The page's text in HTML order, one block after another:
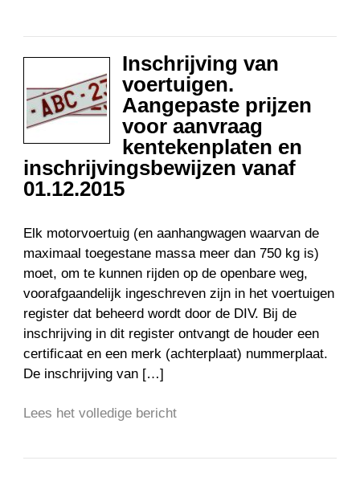
Inschrijving van
voertuigen.
Aangepaste prijzen
voor aanvraag
kentekenplaten en
inschrijvingsbewijzen vanaf
01.12.2015
Elk motorvoertuig (en aanhangwagen waarvan de
maximaal toegestane massa meer dan 750 kg is)
moet, om te kunnen rijden op de openbare weg,
voorafgaandelijk ingeschreven zijn in het voertuigen
register dat beheerd wordt door de DIV. Bij de
inschrijving in dit register ontvangt de houder een
certificaat en een merk (achterplaat) nummerplaat.
De inschrijving van […]
Lees het volledige bericht